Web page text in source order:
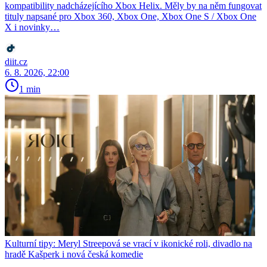
kompatibility nadcházejícího Xbox Helix. Měly by na něm fungovat
tituly napsané pro Xbox 360, Xbox One, Xbox One S / Xbox One
X i novinky…
diit.cz
6. 8. 2026, 22:00
1 min
Kulturní tipy: Meryl Streepová se vrací v ikonické roli, divadlo na
hradě Kašperk i nová česká komedie